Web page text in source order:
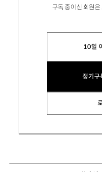
구독 중이신 회원
10일
정기